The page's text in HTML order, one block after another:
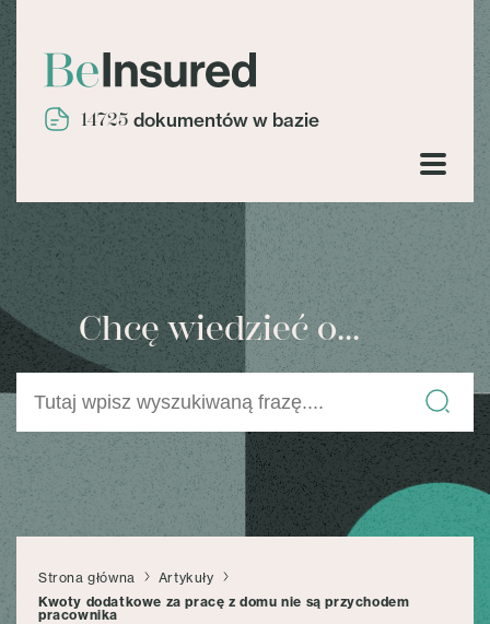
14725 dokumentów w bazie
Chcę wiedzieć o...
Strona główna
Artykuły
Kwoty dodatkowe za pracę z domu nie są przychodem
pracownika